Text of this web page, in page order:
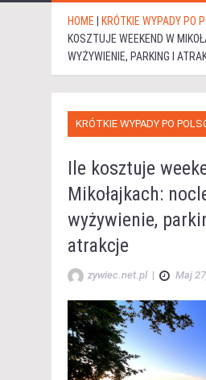
HOME KRÓTKIE WYPADY PO
KOSZTUJE WEEKEND W
WYŻYWIENIE, PARKING I
KRÓTKIE WYPADY PO
Ile kosztuje
Mikołajkach:
wyżywienie,
atrakcje
zywiec.net.pl | Maj